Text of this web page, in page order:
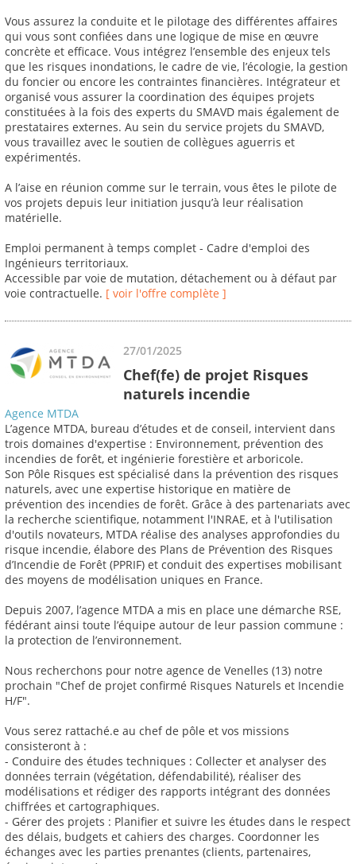
Vous assurez la conduite et le pilotage des différentes affaires
qui vous sont confiées dans une logique de mise en œuvre
concrète et efficace. Vous intégrez l’ensemble des enjeux tels
que les risques inondations, le cadre de vie, l’écologie, la gestion
du foncier ou encore les contraintes financières. Intégrateur et
organisé vous assurer la coordination des équipes projets
constituées à la fois des experts du SMAVD mais également de
prestataires externes. Au sein du service projets du SMAVD,
vous travaillez avec le soutien de collègues aguerris et
expérimentés.
A l’aise en réunion comme sur le terrain, vous êtes le pilote de
vos projets depuis leur initiation jusqu’à leur réalisation
matérielle.
Emploi permanent à temps complet - Cadre d'emploi des
Ingénieurs territoriaux.
Accessible par voie de mutation, détachement ou à défaut par
voie contractuelle. [ voir l'offre complète ]
27/01/2025
Chef(fe) de projet Risques
naturels incendie
Agence MTDA
L’agence MTDA, bureau d’études et de conseil, intervient dans
trois domaines d'expertise : Environnement, prévention des
incendies de forêt, et ingénierie forestière et arboricole.
Son Pôle Risques est spécialisé dans la prévention des risques
naturels, avec une expertise historique en matière de
prévention des incendies de forêt. Grâce à des partenariats avec
la recherche scientifique, notamment l'INRAE, et à l'utilisation
d'outils novateurs, MTDA réalise des analyses approfondies du
risque incendie, élabore des Plans de Prévention des Risques
d’Incendie de Forêt (PPRIF) et conduit des expertises mobilisant
des moyens de modélisation uniques en France.
Depuis 2007, l’agence MTDA a mis en place une démarche RSE,
fédérant ainsi toute l’équipe autour de leur passion commune :
la protection de l’environnement.
Nous recherchons pour notre agence de Venelles (13) notre
prochain "Chef de projet confirmé Risques Naturels et Incendie
H/F".
Vous serez rattaché.e au chef de pôle et vos missions
consisteront à :
- Conduire des études techniques : Collecter et analyser des
données terrain (végétation, défendabilité), réaliser des
modélisations et rédiger des rapports intégrant des données
chiffrées et cartographiques.
- Gérer des projets : Planifier et suivre les études dans le respect
des délais, budgets et cahiers des charges. Coordonner les
échanges avec les parties prenantes (clients, partenaires,